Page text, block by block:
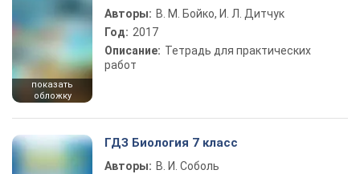
показать
обложку
Авторы: В. М. Бойко, И. Л. Дитчук
Год: 2017
Описание: Тетрадь для практических
работ
ГДЗ Биология 7 класс
Авторы: В. И. Соболь